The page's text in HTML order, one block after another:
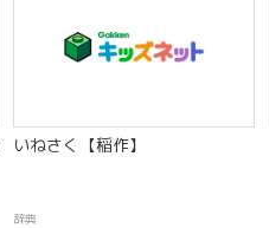
いねさく【稲作】
辞典